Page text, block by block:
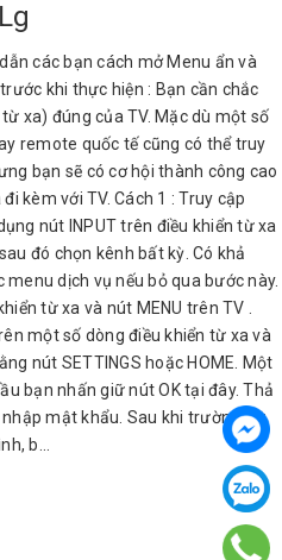
các bạn cách mở Menu ẩn và
khi thực hiện : Bạn cần chắc
xa) đúng của TV. Mặc dù một số
remote quốc tế cũng có thể truy
bạn sẽ có cơ hội thành công cao
kèm với TV. Cách 1 : Truy cập
nút INPUT trên điều khiển từ xa
đó chọn kênh bất kỳ. Có khả
dịch vụ nếu bỏ qua bước này.
từ xa và nút MENU trên TV .
một số dòng điều khiển từ xa và
nút SETTINGS hoặc HOME. Một
bạn nhấn giữ nút OK tại đây. Thả
mật khẩu. Sau khi trường dữ
b...